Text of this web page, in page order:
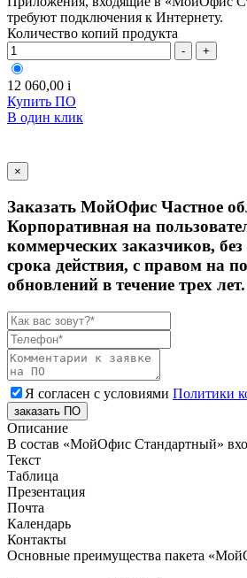
требуют подключения к Интернету.
Количество копий продукта
- +
12 060,00 i
Купить ПО
В один клик
×
Заказать МойОфис Частное
Корпоративная на
коммерческих заказчиков,
срока действия, с правом на
обновлений в течение трех лет.
Я согласен с условиями Политики
заказать ПО
Описание
В состав «МойОфис Стандартный»
Текст
Таблица
Презентация
Почта
Календарь
Контакты
Основные преимущества пакета